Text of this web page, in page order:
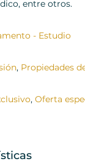
entre otros.
- Estudio
, Propiedades
, Oferta